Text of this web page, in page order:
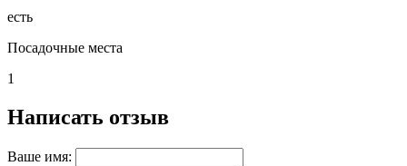
есть
Посадочные места
1
Написать отзыв
Ваше имя: